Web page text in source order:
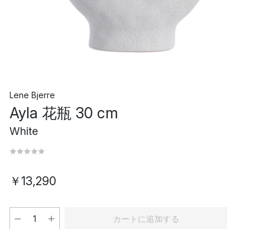
Lene Bjerre
Ayla 花瓶 30 cm
White
￥13,290
カートに追加する